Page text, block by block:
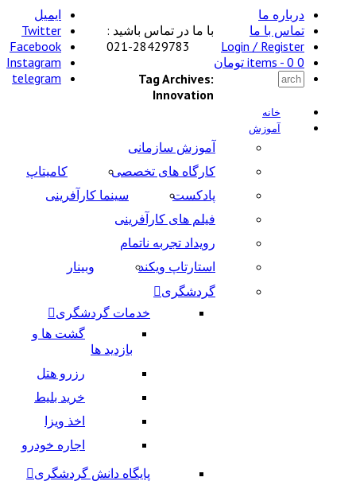
درباره ما
تماس با ما
Login / Register
0 items -
0 تومان
ایمیل
Twitter
Facebook
Instagram
telegram
با ما در تماس باشید :
28429783-021
خانه
آموزش
آموزش سازمانی
کارگاه های تخصصی
کامیتاپ
پادکست
سینما کارآفرینی
فیلم های کارآفرینی
رویداد تجربه ناتمام
استارتاپ ویکند
وبینار
گردشگری
خدمات گردشگری
گشت ها و
بازدید ها
رزرو هتل
خرید بلیط
اخذ ویزا
اجاره خودرو
پایگاه دانش گردشگری
Tag Archives:
Innovation